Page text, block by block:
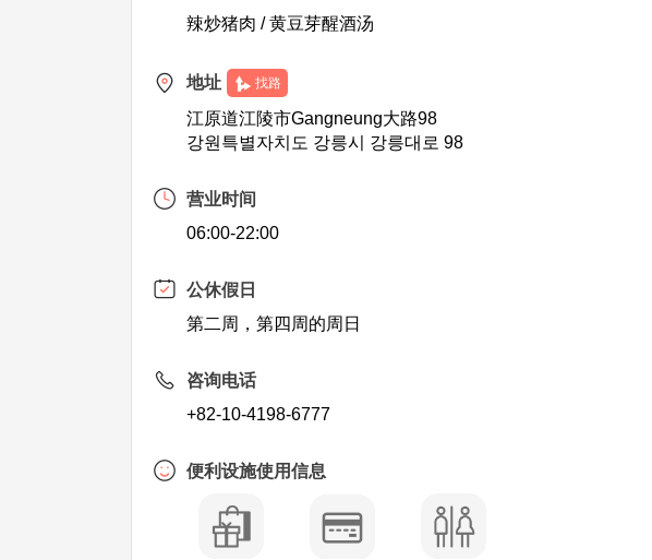
辣炒猪肉 / 黄豆芽醒酒汤
地址 找路
江原道江陵市Gangneung大路98
강원특별자치도 강릉시 강릉대로 98
营业时间
06:00-22:00
公休假日
第二周，第四周的周日
咨询电话
+82-10-4198-6777
便利设施使用信息